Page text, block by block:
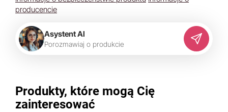
producencie
Asystent AI
Porozmawiaj o produkcie
Produkty, które mogą Cię
zainteresować